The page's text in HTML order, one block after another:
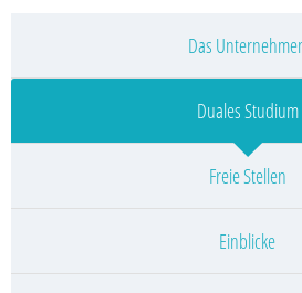
Das
Duales Studium
Freie Stellen
Einblicke